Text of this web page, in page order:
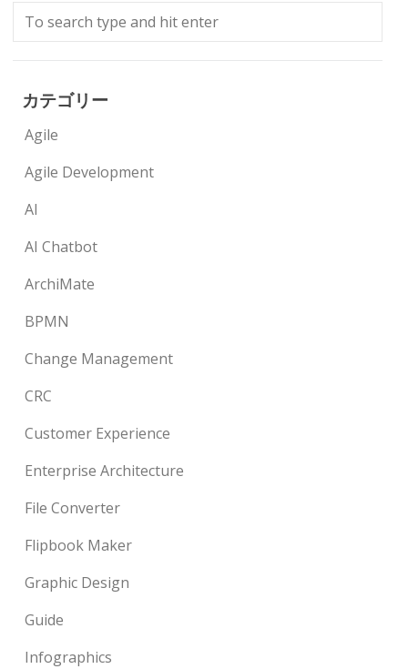
カテゴリー
Agile
Agile Development
AI
AI Chatbot
ArchiMate
BPMN
Change Management
CRC
Customer Experience
Enterprise Architecture
File Converter
Flipbook Maker
Graphic Design
Guide
Infographics